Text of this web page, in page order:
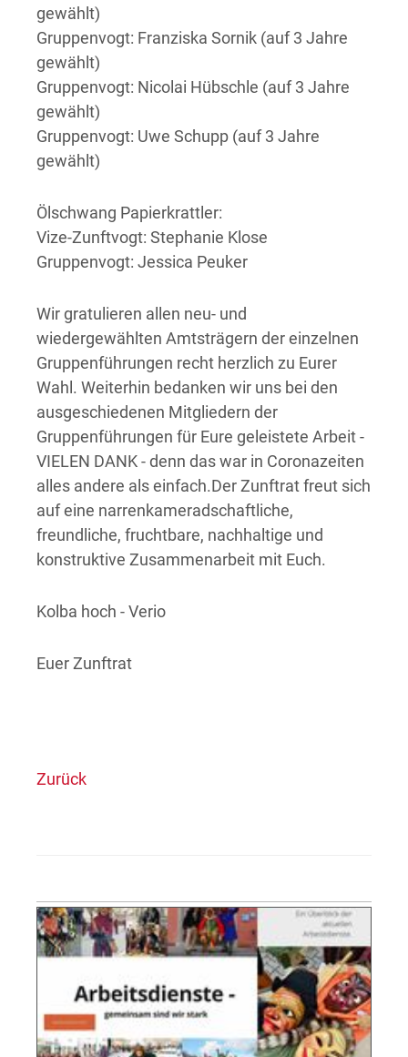
gewählt)
Gruppenvogt: Franziska Sornik (auf 3 Jahre
gewählt)
Gruppenvogt: Nicolai Hübschle (auf 3 Jahre
gewählt)
Gruppenvogt: Uwe Schupp (auf 3 Jahre
gewählt)
Ölschwang Papierkrattler:
Vize-Zunftvogt: Stephanie Klose
Gruppenvogt: Jessica Peuker
Wir gratulieren allen neu- und
wiedergewählten Amtsträgern der einzelnen
Gruppenführungen recht herzlich zu Eurer
Wahl. Weiterhin bedanken wir uns bei den
ausgeschiedenen Mitgliedern der
Gruppenführungen für Eure geleistete Arbeit -
VIELEN DANK - denn das war in Coronazeiten
alles andere als einfach.Der Zunftrat freut sich
auf eine narrenkameradschaftliche,
freundliche, fruchtbare, nachhaltige und
konstruktive Zusammenarbeit mit Euch.
Kolba hoch - Verio
Euer Zunftrat
Zurück